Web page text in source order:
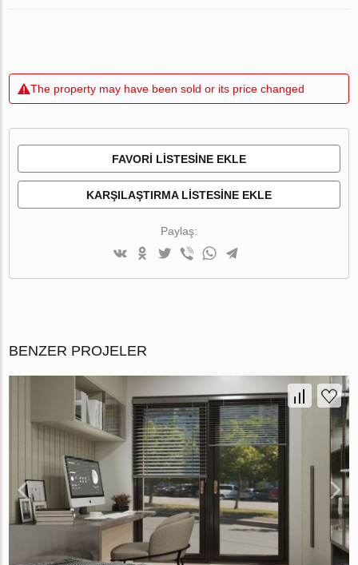
The property may have been sold or its price changed
FAVORI LISTESINE EKLE
KARŞILAŞTIRMA LISTESINE EKLE
Paylaş:
BENZER PROJELER